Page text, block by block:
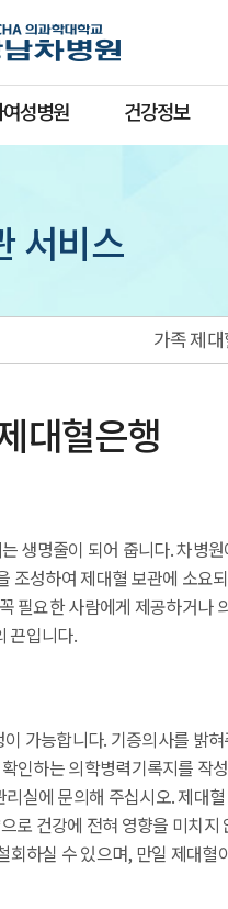
성병원 건강정보
서비스
가족 제
대혈은행
생명줄이 되어 줍니다. 차병
조성하여 제대혈 보관에 소요
필요한 사람에게 제공하거나
끈입니다.
가능합니다. 기증의사를 밝
인하는 의학병력기록지를 작
실에 문의해 주십시오. 제대
로 건강에 전혀 영향을 미치지
하실 수 있으며, 만일 제대혈